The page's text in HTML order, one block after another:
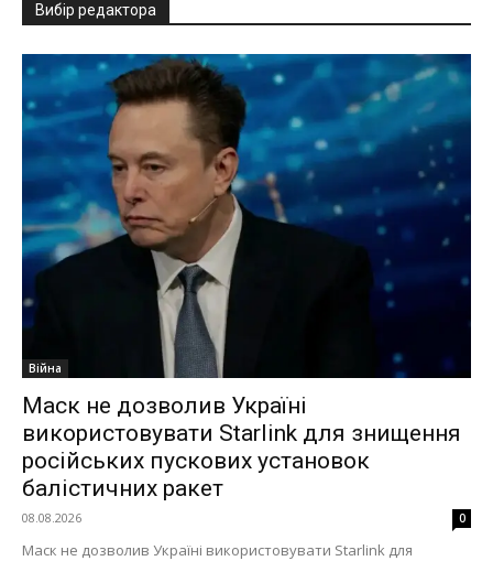
Вибір редактора
Війна
Маск не дозволив Україні
використовувати Starlink для знищення
російських пускових установок
балістичних ракет
08.08.2026 0
Маск не дозволив Україні використовувати Starlink для